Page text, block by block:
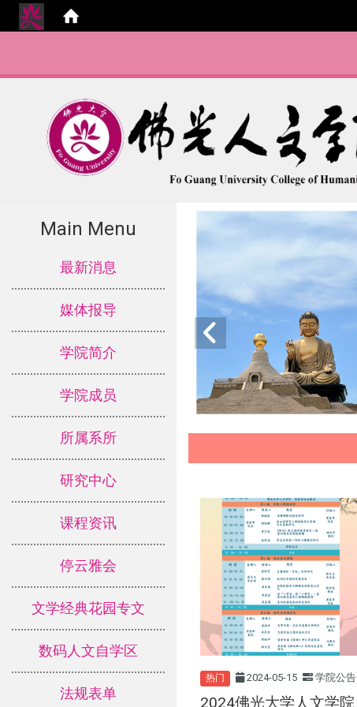
Main Menu
最新消息
媒体报导
学院简介
学院成员
所属系所
研究中心
课程资讯
停云雅会
文学经典花园专文
数码人文自学区
法规表单
热门 2024-05-15 学院公告
2024佛光大学人文学院